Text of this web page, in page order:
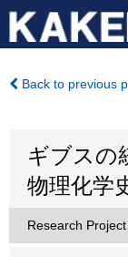
Back to previous
ギブスの
物理化学
Research Project